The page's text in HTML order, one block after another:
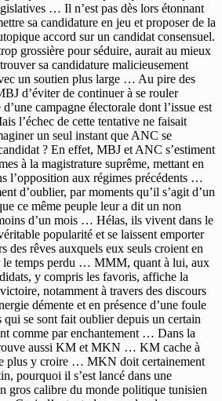
… Il n’est pas dès lors étonnant
sa candidature en jeu et proposer de la
accord sur un candidat consensuel.
grossière pour séduire, aurait au mieux
sa candidature malicieusement
un soutien plus large … Au pire des
d’éviter de continuer à se rouler
campagne électorale dont l’issue est
l’échec de cette tentative ne faisait
un seul instant que ANC se
? En effet, MBJ et ANC s’estiment
à la magistrature suprême, mettant en
l’opposition aux régimes précédents …
d’oublier, par moments qu’il s’agit d’un
ce même peuple leur a dit un non
d’un mois … Hélas, ils vivent dans le
popularité et se laissent emporter
des rêves auxquels eux seuls croient en
le temps perdu … MMM, quant à lui, aux
y compris les favoris, affiche la
notamment à travers des discours
démente et en présence d’une foule
qui se sont fait oublier depuis un certain
comme par enchantement … Dans la
aussi KM et MKN … KM cache à
plus y croire … MKN doit certainement
pourquoi il s’est lancé dans une
gros calibre du monde politique tunisien